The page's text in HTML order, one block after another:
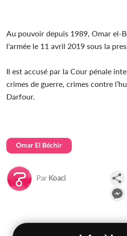
Au pouvoir depuis 1989, Omar el-
l'armée le 11 avril 2019 sous la
Il est accusé par la Cour pénale
crimes de guerre, crimes contre
Darfour.
Omar El Béchir
Par Koaci